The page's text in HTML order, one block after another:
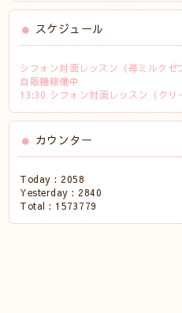
スケジュール
シフォン対面レッスン（苺ミルクゼ
自販機稼働中
13:30 シフォン対面レッスン（クリ
カウンター
Today : 2058
Yesterday : 2840
Total : 1573779